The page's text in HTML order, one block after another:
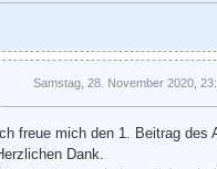
Samstag, 28. November 2020,
Ich freue mich den 1. Beitrag
Dank.